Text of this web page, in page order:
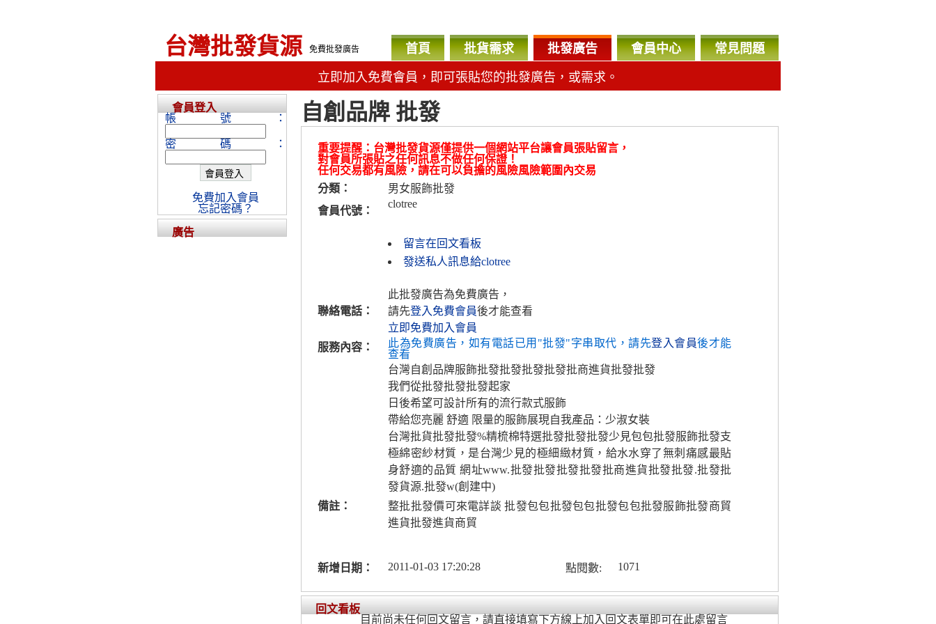
台灣批發貨源 免費批發廣告 首頁 批貨需求 批發廣告 會員中心 常見問題
立即加入免費會員，即可張貼您的批發廣告，或需求。
自創品牌 批發
重要提醒：台灣批發貨源僅提供一個網站平台讓會員張貼留言，
對會員所張貼之任何訊息不做任何保證！
任何交易都有風險，請在可以負擔的風險風險範圍內交易
分類：
男女服飾批發
會員代號：
clotree
留言在回文看板
發送私人訊息給clotree
聯絡電話：
此批發廣告為免費廣告，
請先登入免費會員後才能查看
立即免費加入會員
服務內容：
此為免費廣告，如有電話已用"批發"字串取代，請先登入會員後才能
查看
台灣自創品牌服飾批發批發批發批發批商進貨批發批發
我們從批發批發批發起家
日後希望可設計所有的流行款式服飾
帶給您亮麗 舒適 限量的服飾展現自我產品：少淑女裝
台灣批貨批發批發%精梳棉特選批發批發批發少見包包批發服飾批發支
極綿密紗材質，是台灣少見的極細緻材質，給水水穿了無刺痛感最貼
身舒適的品質 網址www.批發批發批發批發批商進貨批發批發.批發批
發貨源.批發w(創建中)
備註：
整批批發價可來電詳談 批發包包批發包包批發包包批發服飾批發商貿
進貨批發進貨商貿
新增日期： 2011-01-03 17:20:28 點閱數: 1071
回文看板
目前尚未任何回文留言，請直接填寫下方線上加入回文表單即可在此處留言
會員登入
帳號：
密碼：
免費加入會員
忘記密碼？
廣告